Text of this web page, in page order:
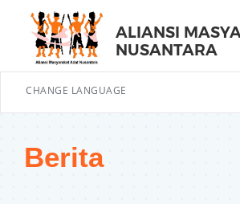
ALIANSI
NUSANTARA
CHANGE LANGUAGE
Berita